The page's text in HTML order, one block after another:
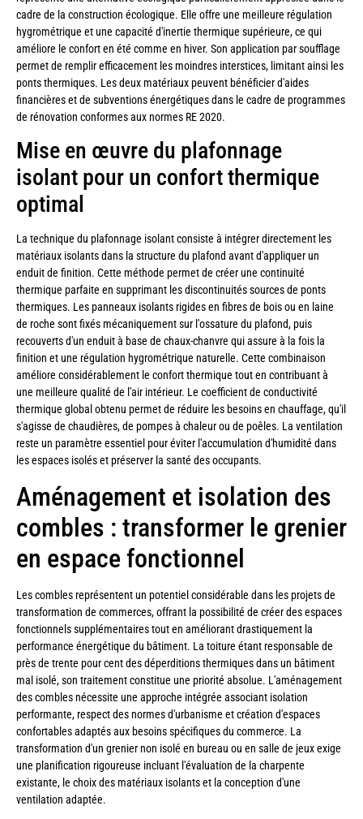
cadre de la construction écologique. Elle offre une meilleure régulation
hygrométrique et une capacité d'inertie thermique supérieure, ce qui
améliore le confort en été comme en hiver. Son application par soufflage
permet de remplir efficacement les moindres interstices, limitant ainsi les
ponts thermiques. Les deux matériaux peuvent bénéficier d'aides
financières et de subventions énergétiques dans le cadre de programmes
de rénovation conformes aux normes RE 2020.
Mise en œuvre du plafonnage
isolant pour un confort thermique
optimal
La technique du plafonnage isolant consiste à intégrer directement les
matériaux isolants dans la structure du plafond avant d'appliquer un
enduit de finition. Cette méthode permet de créer une continuité
thermique parfaite en supprimant les discontinuités sources de ponts
thermiques. Les panneaux isolants rigides en fibres de bois ou en laine
de roche sont fixés mécaniquement sur l'ossature du plafond, puis
recouverts d'un enduit à base de chaux-chanvre qui assure à la fois la
finition et une régulation hygrométrique naturelle. Cette combinaison
améliore considérablement le confort thermique tout en contribuant à
une meilleure qualité de l'air intérieur. Le coefficient de conductivité
thermique global obtenu permet de réduire les besoins en chauffage, qu'il
s'agisse de chaudières, de pompes à chaleur ou de poêles. La ventilation
reste un paramètre essentiel pour éviter l'accumulation d'humidité dans
les espaces isolés et préserver la santé des occupants.
Aménagement et isolation des
combles : transformer le grenier
en espace fonctionnel
Les combles représentent un potentiel considérable dans les projets de
transformation de commerces, offrant la possibilité de créer des espaces
fonctionnels supplémentaires tout en améliorant drastiquement la
performance énergétique du bâtiment. La toiture étant responsable de
près de trente pour cent des déperditions thermiques dans un bâtiment
mal isolé, son traitement constitue une priorité absolue. L'aménagement
des combles nécessite une approche intégrée associant isolation
performante, respect des normes d'urbanisme et création d'espaces
confortables adaptés aux besoins spécifiques du commerce. La
transformation d'un grenier non isolé en bureau ou en salle de jeux exige
une planification rigoureuse incluant l'évaluation de la charpente
existante, le choix des matériaux isolants et la conception d'une
ventilation adaptée.